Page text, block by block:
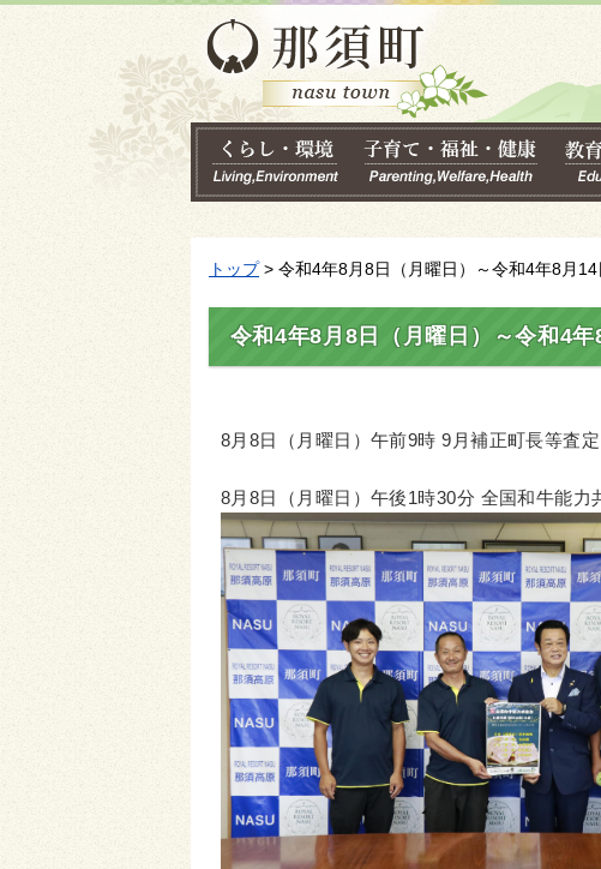
トップ> 令和4年8月8日（月曜日）～令和4年8月14
令和4年8月8日（月曜日）～令和4年
8月8日（月曜日）午前9時 9月補正町長等査定
8月8日（月曜日）午後1時30分 全国和牛能力